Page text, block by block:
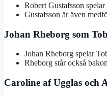
Robert Gustafsson
Gustafsson är även
Johan Rheborg som
Johan Rheborg spelar
Rheborg står också
Caroline af Ugglas och